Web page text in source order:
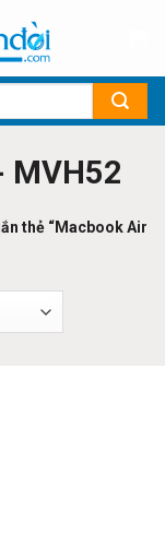
MVH52
thẻ “Macbook Air